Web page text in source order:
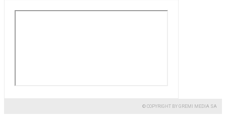
© COPYRIGHT BY GREMI MEDIA SA